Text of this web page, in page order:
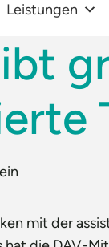
Leistungen
mit der